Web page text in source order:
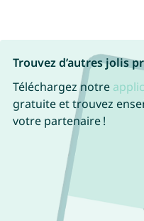
Trouvez d’autres jolis
Téléchargez notre
gratuite et trouvez
votre partenaire !